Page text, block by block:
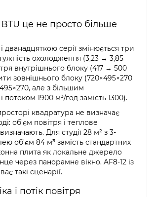
це не просто більше
дванадцяткою серії змінюється три
охолодження (3,23 → 3,85
внутрішнього блоку (417 → 500
зовнішнього блоку (720×495×270
але з більшим
потоком 1900 м³/год замість 1300).
квадратура не визначає
об'єм повітря і теплове
Для студії 28 м² з 3-
об'єм 84 м³ замість стандартних
плита як локальне джерело
через панорамне вікно. AF8-12 із
такі сценарії.
і потік повітря